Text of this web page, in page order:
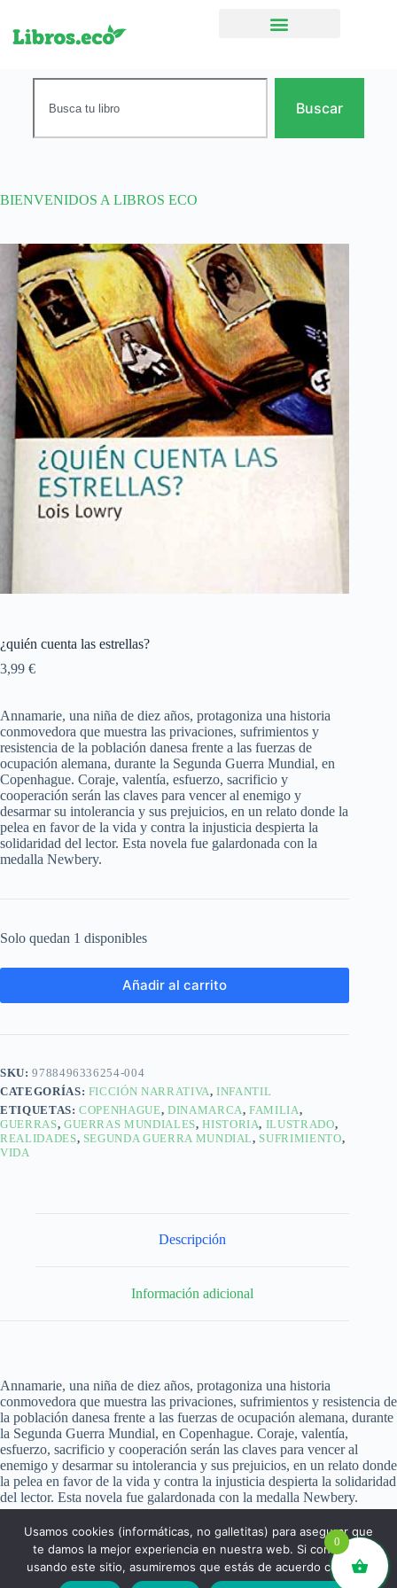
Buscar
BIENVENIDOS A LIBROS ECO
¿quién cuenta las estrellas?
3,99 €
Annamarie, una niña de diez años, protagoniza una historia
conmovedora que muestra las privaciones, sufrimientos y
resistencia de la población danesa frente a las fuerzas de
ocupación alemana, durante la Segunda Guerra Mundial, en
Copenhague. Coraje, valentía, esfuerzo, sacrificio y
cooperación serán las claves para vencer al enemigo y
desarmar su intolerancia y sus prejuicios, en un relato donde la
pelea en favor de la vida y contra la injusticia despierta la
solidaridad del lector. Esta novela fue galardonada con la
medalla Newbery.
Solo quedan 1 disponibles
Añadir al carrito
SKU:9788496336254-004
CATEGORÍAS: FICCIÓN NARRATIVA,INFANTIL
ETIQUETAS:COPENHAGUE, DINAMARCA,FAMILIA,
GUERRAS, GUERRAS MUNDIALES,HISTORIA, ILUSTRADO,
REALIDADES, SEGUNDA GUERRA MUNDIAL, SUFRIMIENTO,
VIDA
Descripción
Información adicional
Annamarie, una niña de diez años, protagoniza una historia
conmovedora que muestra las privaciones, sufrimientos y resistencia de
la población danesa frente a las fuerzas de ocupación alemana, durante
la Segunda Guerra Mundial, en Copenhague. Coraje, valentía,
esfuerzo, sacrificio y cooperación serán las claves para vencer al
enemigo y desarmar su intolerancia y sus prejuicios, en un relato donde
la pelea en favor de la vida y contra la injusticia despierta la solidaridad
del lector. Esta novela fue galardonada con la medalla Newbery.
0
Usamos cookies (informáticas, no galletitas) para asegurar que
te damos la mejor experiencia en nuestra web. Si continúas
usando este sitio, asumiremos que estás de acuerdo con ello.